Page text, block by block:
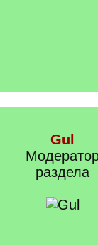
Gul
раздела